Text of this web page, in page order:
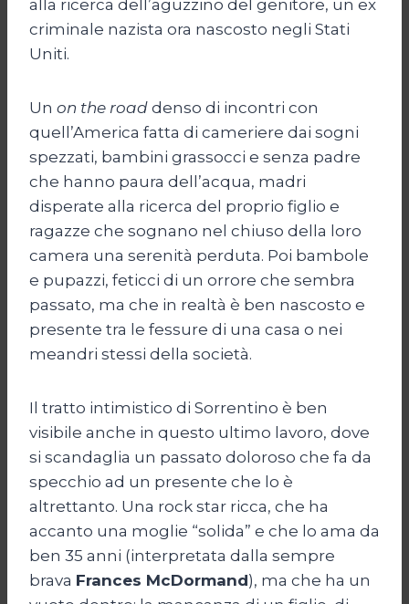
alla ricerca dell’aguzzino del genitore, un ex
criminale nazista ora nascosto negli Stati
Uniti.
Un on the road denso di incontri con
quell’America fatta di cameriere dai sogni
spezzati, bambini grassocci e senza padre
che hanno paura dell’acqua, madri
disperate alla ricerca del proprio figlio e
ragazze che sognano nel chiuso della loro
camera una serenità perduta. Poi bambole
e pupazzi, feticci di un orrore che sembra
passato, ma che in realtà è ben nascosto e
presente tra le fessure di una casa o nei
meandri stessi della società.
Il tratto intimistico di Sorrentino è ben
visibile anche in questo ultimo lavoro, dove
si scandaglia un passato doloroso che fa da
specchio ad un presente che lo è
altrettanto. Una rock star ricca, che ha
accanto una moglie “solida” e che lo ama da
ben 35 anni (interpretata dalla sempre
brava Frances McDormand), ma che ha un